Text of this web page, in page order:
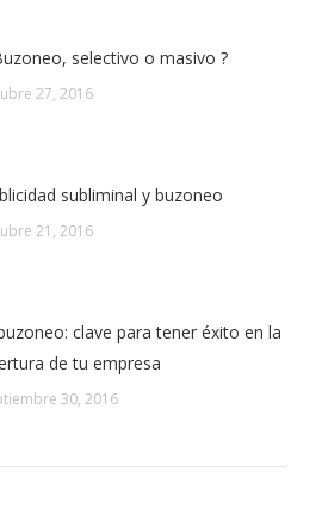
selectivo o masivo ?
27, 2016
subliminal y buzoneo
21, 2016
clave para tener éxito en la
de tu empresa
30, 2016